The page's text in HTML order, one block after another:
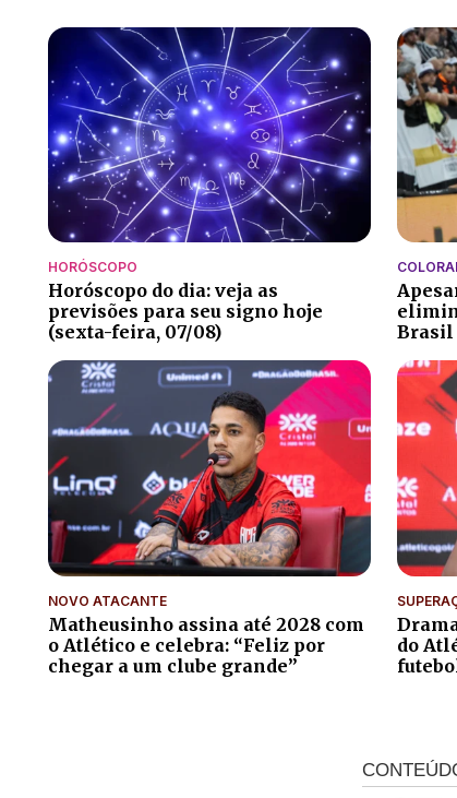
HORÓSCOPO
Horóscopo do dia: veja as
previsões para seu signo hoje
(sexta-feira, 07/08)
Brasil
NOVO ATACANTE
Matheusinho assina até 2028 com
o Atlético e celebra: “Feliz por
chegar a um clube grande”
do